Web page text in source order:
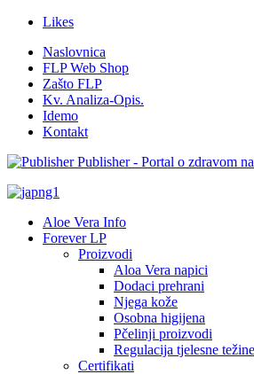
Likes
Naslovnica
FLP Web Shop
Zašto FLP
Kv. Analiza-Opis.
Idemo
Kontakt
Publisher - Portal o zdravom
Aloe Vera Info
Forever LP
Proizvodi
Aloa Vera napici
Dodaci prehrani
Njega kože
Osobna higijena
Pčelinji proizvodi
Regulacija tjelesne težine
Certifikati